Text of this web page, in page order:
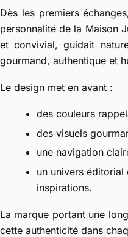
Dès les premiers
personnalité de la Maison
et convivial, guidait
gourmand, authentique et
Le design met en avant :
des couleurs
des visuels
une navigation
un univers
inspirations.
La marque portant une
cette authenticité dans